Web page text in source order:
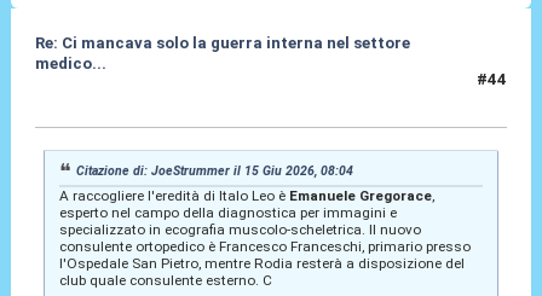
Re: Ci mancava solo la guerra interna nel settore
medico...
#44
Citazione di: JoeStrummer il 15 Giu 2026, 08:04
A raccogliere l'eredità di Italo Leo è Emanuele Gregorace,
esperto nel campo della diagnostica per immagini e
specializzato in ecografia muscolo-scheletrica. Il nuovo
consulente ortopedico è Francesco Franceschi, primario presso
l'Ospedale San Pietro, mentre Rodia resterà a disposizione del
club quale consulente esterno. C